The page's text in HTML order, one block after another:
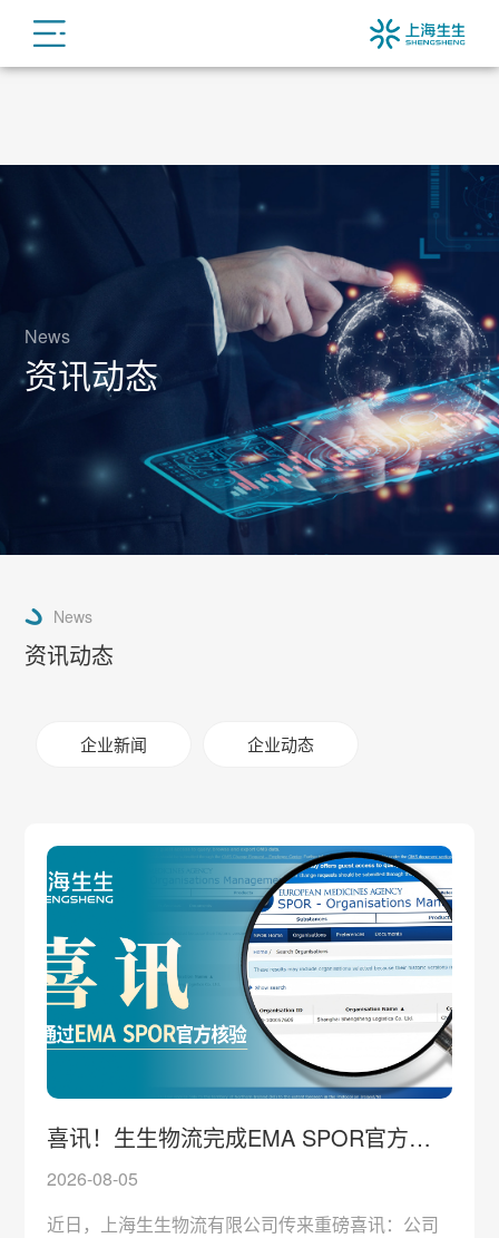
News
资讯动态
News
资讯动态
企业新闻 企业动态
喜讯！生生物流完成EMA SPOR官方核
验，正式挺进欧盟临床供应链合规赛道
2026-08-05
近日，上海生生物流有限公司传来重磅喜讯：公司